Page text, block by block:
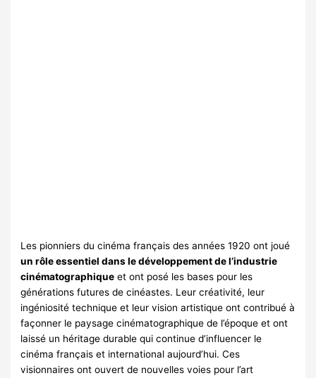
Les pionniers du cinéma français des années 1920 ont joué
un rôle essentiel dans le développement de l’industrie
cinématographique et ont posé les bases pour les
générations futures de cinéastes. Leur créativité, leur
ingéniosité technique et leur vision artistique ont contribué à
façonner le paysage cinématographique de l’époque et ont
laissé un héritage durable qui continue d’influencer le
cinéma français et international aujourd’hui. Ces
visionnaires ont ouvert de nouvelles voies pour l’art